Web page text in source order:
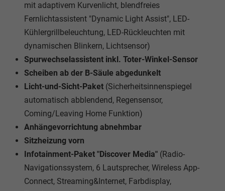
mit adaptivem Kurvenlicht, blendfreies
Fernlichtassistent "Dynamic Light Assist", LED-
Kühlergrillbeleuchtung, LED-Rückleuchten mit
dynamischen Blinkern, Lichtsensor)
Spurwechselassistent inkl. Toter-Winkel-Sensor
Scheiben ab der B-Säule abgedunkelt
Licht-und-Sicht-Paket (Sicherheitsinnenspiegel
automatisch abblendend, Regensensor,
Coming/Leaving Home Funktion)
Anhängevorrichtung abnehmbar
Sitzheizung vorn
Infotainment-Paket "Discover Media" (Radio-
Navigationssystem, 6 Lautsprecher, Wireless App-
Connect, Streaming&Internet, Farbdisplay,